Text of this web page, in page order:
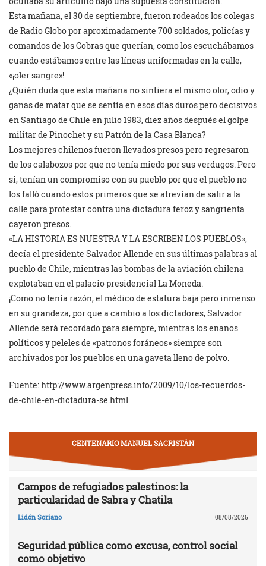
Esta mañana, el 30 de septiembre, fueron rodeados los colegas
de Radio Globo por aproximadamente 700 soldados, policías y
comandos de los Cobras que querían, como los escuchábamos
cuando estábamos entre las líneas uniformadas en la calle,
«¡oler sangre»!
¿Quién duda que esta mañana no sintiera el mismo olor, odio y
ganas de matar que se sentía en esos días duros pero decisivos
en Santiago de Chile en julio 1983, diez años después el golpe
militar de Pinochet y su Patrón de la Casa Blanca?
Los mejores chilenos fueron llevados presos pero regresaron
de los calabozos por que no tenía miedo por sus verdugos. Pero
si, tenían un compromiso con su pueblo por que el pueblo no
los falló cuando estos primeros que se atrevían de salir a la
calle para protestar contra una dictadura feroz y sangrienta
cayeron presos.
«LA HISTORIA ES NUESTRA Y LA ESCRIBEN LOS PUEBLOS»,
decía el presidente Salvador Allende en sus últimas palabras al
pueblo de Chile, mientras las bombas de la aviación chilena
explotaban en el palacio presidencial La Moneda.
¡Como no tenía razón, el médico de estatura baja pero inmenso
en su grandeza, por que a cambio a los dictadores, Salvador
Allende será recordado para siempre, mientras los enanos
políticos y peleles de «patronos foráneos» siempre son
archivados por los pueblos en una gaveta lleno de polvo.
Fuente: http://www.argenpress.info/2009/10/los-recuerdos-
de-chile-en-dictadura-se.html
CENTENARIO MANUEL SACRISTÁN
Campos de refugiados palestinos: la
particularidad de Sabra y Chatila
Lidón Soriano 08/08/2026
Seguridad pública como excusa, control social
como objetivo